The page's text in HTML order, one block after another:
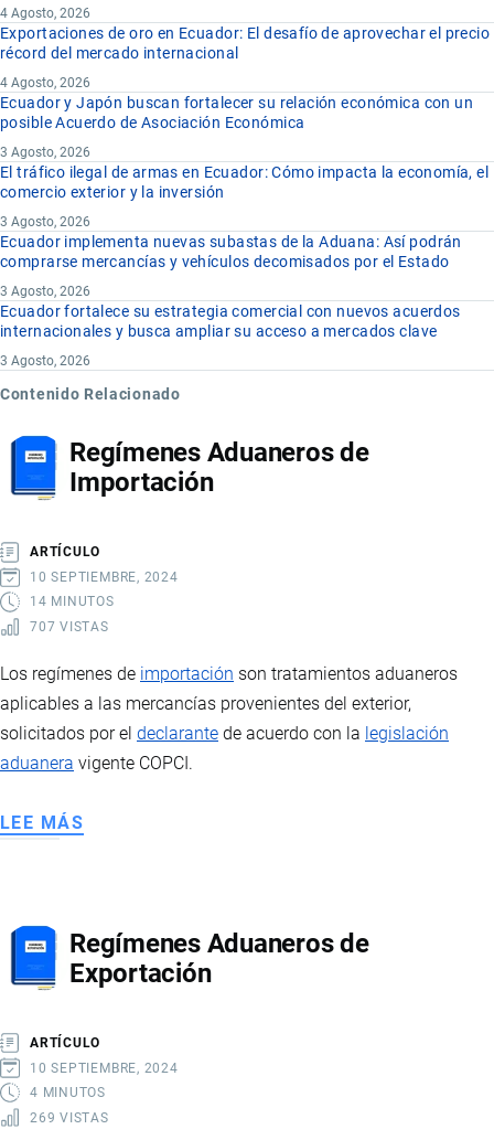
4 Agosto, 2026
Exportaciones de oro en Ecuador: El desafío de aprovechar el precio
récord del mercado internacional
4 Agosto, 2026
Ecuador y Japón buscan fortalecer su relación económica con un
posible Acuerdo de Asociación Económica
3 Agosto, 2026
El tráfico ilegal de armas en Ecuador: Cómo impacta la economía, el
comercio exterior y la inversión
3 Agosto, 2026
Ecuador implementa nuevas subastas de la Aduana: Así podrán
comprarse mercancías y vehículos decomisados por el Estado
3 Agosto, 2026
Ecuador fortalece su estrategia comercial con nuevos acuerdos
internacionales y busca ampliar su acceso a mercados clave
3 Agosto, 2026
Contenido Relacionado
Regímenes Aduaneros de
Importación
ARTÍCULO
10 SEPTIEMBRE, 2024
14 MINUTOS
707 VISTAS
Los regímenes de importación son tratamientos aduaneros
aplicables a las mercancías provenientes del exterior,
solicitados por el declarante de acuerdo con la legislación
aduanera vigente COPCI.
LEE MÁS
IMPORTACIÓN
Regímenes Aduaneros de
Exportación
ARTÍCULO
10 SEPTIEMBRE, 2024
4 MINUTOS
269 VISTAS